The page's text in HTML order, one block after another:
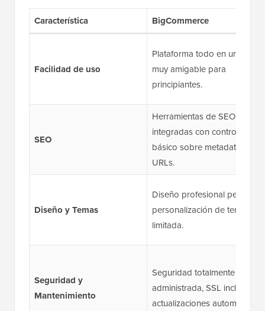
Característica BigCommerce
Facilidad de uso
Plataforma todo en uno,
muy amigable para
principiantes.
SEO
Herramientas de SEO
integradas con control
básico sobre metadatos y
URLs.
Diseño y Temas
Diseño profesional pero
personalización de temas
limitada.
Seguridad y
Mantenimiento
Seguridad totalmente
administrada, SSL incluido,
actualizaciones automáticas.